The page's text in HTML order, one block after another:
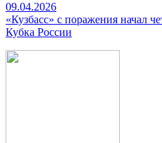
09.04.2026
«Кузбасс» с поражения начал
Кубка России